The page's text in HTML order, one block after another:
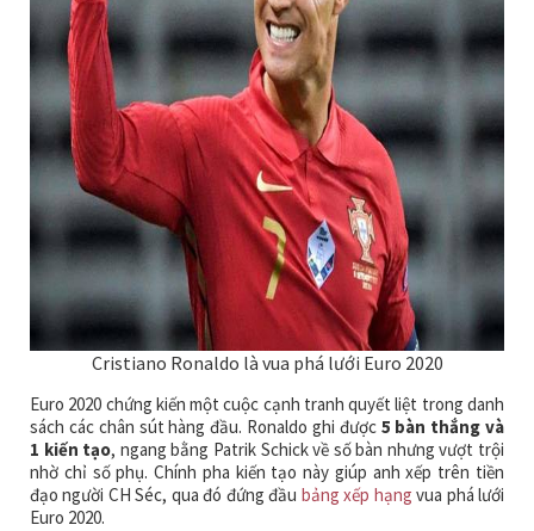
Cristiano Ronaldo là vua phá lưới Euro 2020
Euro 2020 chứng kiến một cuộc cạnh tranh quyết liệt trong danh
sách các chân sút hàng đầu. Ronaldo ghi được 5 bàn thắng và
1 kiến tạo, ngang bằng Patrik Schick về số bàn nhưng vượt trội
nhờ chỉ số phụ. Chính pha kiến tạo này giúp anh xếp trên tiền
đạo người CH Séc, qua đó đứng đầu bảng xếp hạng vua phá lưới
Euro 2020.